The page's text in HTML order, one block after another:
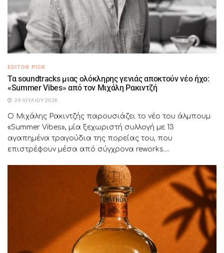
EDITOR PICK
Τα soundtracks μιας ολόκληρης γενιάς αποκτούν νέο ήχο:
«Summer Vibes» από τον Μιχάλη Ρακιντζή
29 ΙΟΥΛΊΟΥ 2026
Ο Μιχάλης Ρακιντζής παρουσιάζει το νέο του άλμπουμ
«Summer Vibes», μία ξεχωριστή συλλογή με 13
αγαπημένα τραγούδια της πορείας του, που
επιστρέφουν μέσα από σύγχρονα reworks....